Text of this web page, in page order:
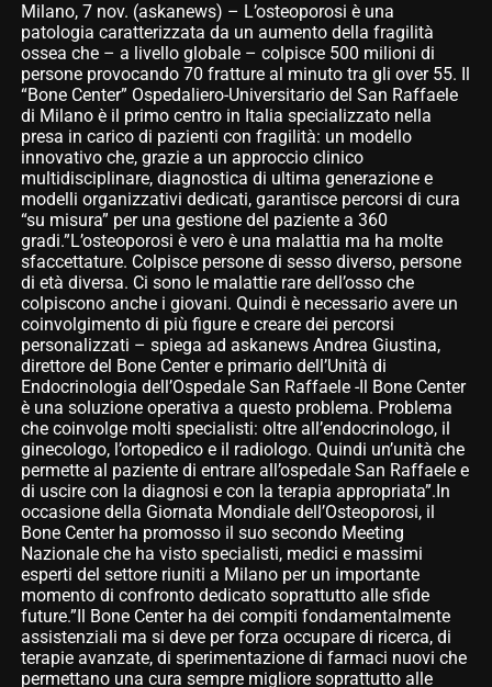
Milano, 7 nov. (askanews) – L’osteoporosi è una
patologia caratterizzata da un aumento della fragilità
ossea che – a livello globale – colpisce 500 milioni di
persone provocando 70 fratture al minuto tra gli over 55. Il
“Bone Center” Ospedaliero-Universitario del San Raffaele
di Milano è il primo centro in Italia specializzato nella
presa in carico di pazienti con fragilità: un modello
innovativo che, grazie a un approccio clinico
multidisciplinare, diagnostica di ultima generazione e
modelli organizzativi dedicati, garantisce percorsi di cura
“su misura” per una gestione del paziente a 360
gradi.”L’osteoporosi è vero è una malattia ma ha molte
sfaccettature. Colpisce persone di sesso diverso, persone
di età diversa. Ci sono le malattie rare dell’osso che
colpiscono anche i giovani. Quindi è necessario avere un
coinvolgimento di più figure e creare dei percorsi
personalizzati – spiega ad askanews Andrea Giustina,
direttore del Bone Center e primario dell’Unità di
Endocrinologia dell’Ospedale San Raffaele -Il Bone Center
è una soluzione operativa a questo problema. Problema
che coinvolge molti specialisti: oltre all’endocrinologo, il
ginecologo, l’ortopedico e il radiologo. Quindi un’unità che
permette al paziente di entrare all’ospedale San Raffaele e
di uscire con la diagnosi e con la terapia appropriata”.In
occasione della Giornata Mondiale dell’Osteoporosi, il
Bone Center ha promosso il suo secondo Meeting
Nazionale che ha visto specialisti, medici e massimi
esperti del settore riuniti a Milano per un importante
momento di confronto dedicato soprattutto alle sfide
future.”Il Bone Center ha dei compiti fondamentalmente
assistenziali ma si deve per forza occupare di ricerca, di
terapie avanzate, di sperimentazione di farmaci nuovi che
permettano una cura sempre migliore soprattutto alle